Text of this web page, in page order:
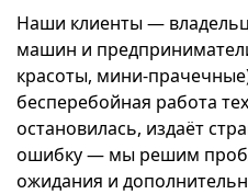
Наши клиенты —
машин и
красоты, мини-
бесперебойная работа
остановилась, издаёт
ошибку — мы решим
ожидания и